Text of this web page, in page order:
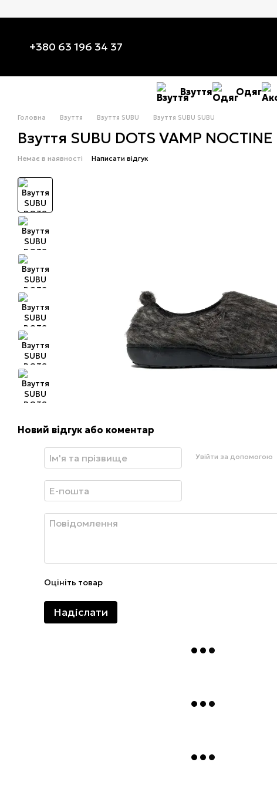
+380 63 196 34 37
Взуття Одяг
Головна Взуття Взуття SUBU Взуття SUBU SUBU
Взуття SUBU DOTS VAMP
Немає в наявності Написати відгук
Новий відгук або коментар
Увійти за допомогою
Оцініть товар
Надіслати